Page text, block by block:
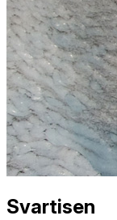
Svartisen